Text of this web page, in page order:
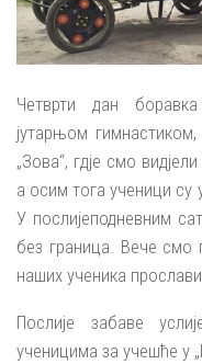
Четврти дан
јутарњом
„Зова“, гдје смо
а осим тога ученици
У послијеподневним
без граница. Вече смо
наших ученика
Послије забаве
ученицима за учешће у